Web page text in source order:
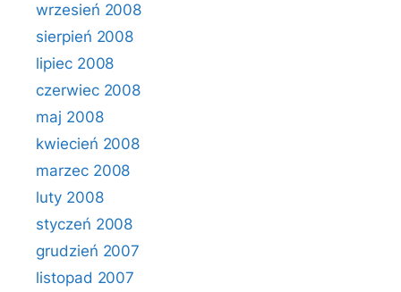
wrzesień 2008
sierpień 2008
lipiec 2008
czerwiec 2008
maj 2008
kwiecień 2008
marzec 2008
luty 2008
styczeń 2008
grudzień 2007
listopad 2007